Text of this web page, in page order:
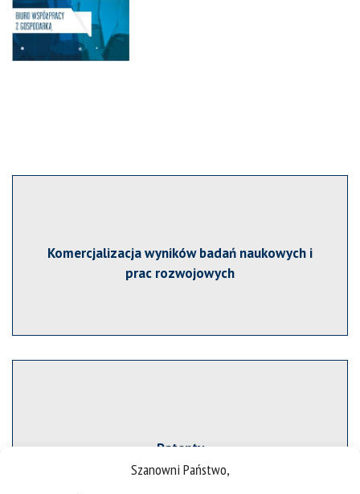
Szanowni Państwo,
Komercjalizacja wyników badań naukowych i
prac rozwojowych
Patenty